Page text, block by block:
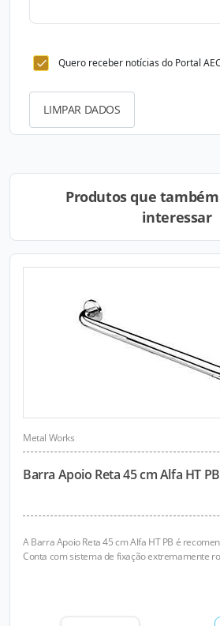
Quero receber notícias do Portal
LIMPAR DADOS
Produtos que
interessar
Metal Works
Barra Apoio Reta 45 cm Alfa HT PB
A Barra Apoio Reta 45 cm Alfa HT PB é
Conta com sistema de fixação extremamente